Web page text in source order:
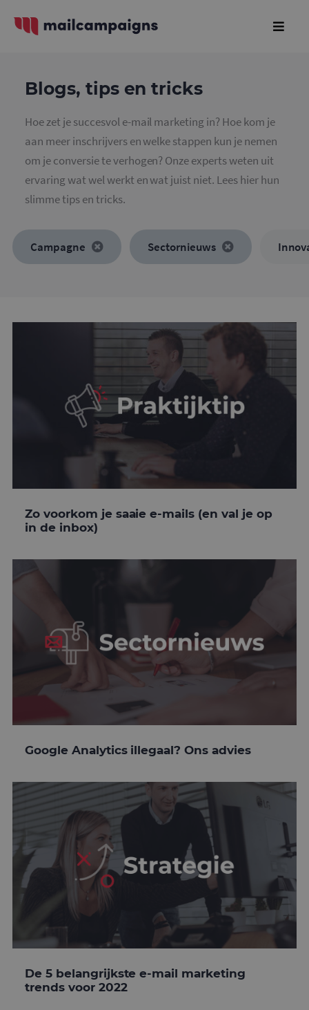
Blogs, tips en tricks
Hoe zet je succesvol e-mail marketing in? Hoe kom je
aan meer inschrijvers en welke stappen kun je nemen
om je conversie te verhogen? Onze experts weten uit
ervaring wat wel werkt en wat juist niet. Lees hier hun
slimme tips en tricks.
Campagne Sectornieuws
Zo voorkom je saaie e-mails (en val je op
in de inbox)
Google Analytics illegaal? Ons advies
De 5 belangrijkste e-mail marketing
trends voor 2022